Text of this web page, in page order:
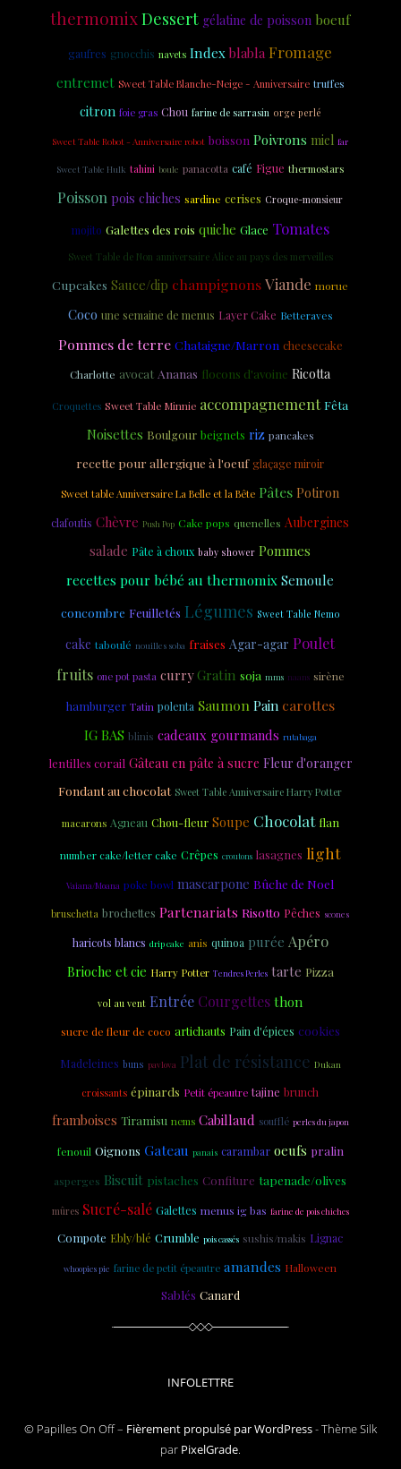
thermomixDessert gélatine de poisson boeuf
gaufres gnocchis navets Index blabla Fromage
entremet Sweet Table Blanche-Neige - Anniversaire truffes
citron foie gras Chou farine de sarrasin orge perlé
Sweet Table Robot - Anniversaire robot boisson Poivrons miel far
Sweet Table Hulk tahini boule panacotta café Figue thermostars
Poisson pois chiches sardine cerises Croque-monsieur
mojito Galettes des rois quiche Glace Tomates
Sweet Table de Non anniversaire Alice au pays des merveilles
Cupcakes Sauce/dip champignons Viande morue
Coco une semaine de menus Layer Cake Betteraves
Pommes de terre Chataigne/Marron cheesecake
Charlotte avocat Ananas flocons d'avoine Ricotta
Croquettes Sweet Table Minnie accompagnement Fêta
Noisettes Boulgour beignets riz pancakes
recette pour allergique à l'oeuf glaçage miroir
Sweet table Anniversaire La Belle et la Bête Pâtes Potiron
clafoutis Chèvre Push Pop Cake pops quenelles Aubergines
salade Pâte à choux baby shower Pommes
recettes pour bébé au thermomix Semoule
concombre Feuilletés Légumes Sweet Table Nemo
cake taboulé nouilles soba fraises Agar-agar Poulet
fruits one pot pasta curry Gratin soja mms naans sirène
hamburger Tatin polenta Saumon Pain carottes
IG BAS blinis cadeaux gourmands rutabaga
lentilles corail Gâteau en pâte à sucre Fleur d'oranger
Fondant au chocolat Sweet Table Anniversaire Harry Potter
macarons Agneau Chou-fleur Soupe Chocolat flan
number cake/letter cake Crêpes croutons lasagnes light
Vaiana/Moana poke bowl mascarpone Bûche de Noel
bruschetta brochettes Partenariats Risotto Pêches scones
haricots blancs drip cake anis quinoa purée Apéro
Brioche et cie Harry Potter Tendres Perles tarte Pizza
vol au vent Entrée Courgettes thon
sucre de fleur de coco artichauts Pain d'épices cookies
Madeleines buns pavlova Plat de résistance Dukan
croissants épinards Petit épeautre tajine brunch
framboises Tiramisu nems Cabillaud soufflé perles du japon
fenouil Oignons Gateau panais carambar oeufs pralin
asperges Biscuit pistaches Confiture tapenade/olives
mûres Sucré-salé Galettes menus ig bas farine de pois chiches
Compote Ebly/blé Crumble pois cassés sushis/makis Lignac
whoopies pie farine de petit épeautre amandes Halloween
Sablés Canard
INFOLETTRE
© Papilles On Off – Fièrement propulsé par WordPress-Thème Silk
par PixelGrade.